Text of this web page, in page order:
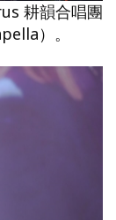
耕韻合唱團
）。